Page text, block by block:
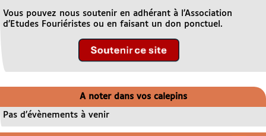
Vous pouvez nous soutenir en adhérant à l’Association
d’Etudes Fouriéristes ou en faisant un don ponctuel.
A noter dans vos calepins
Pas d’évènements à venir